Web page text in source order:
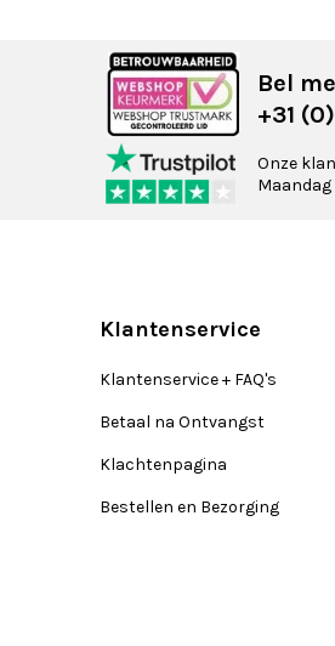
Bel
+31
Onze
Klantenservice
Klantenservice + FAQ's
Betaal na Ontvangst
Klachtenpagina
Bestellen en Bezorging